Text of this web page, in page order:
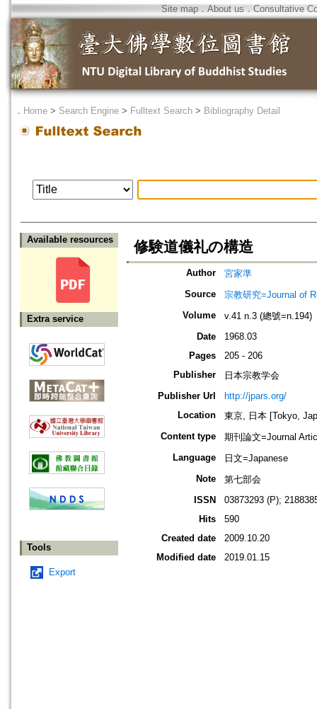
Site map．About us ． Consultative
． Home > Search Engine > Fulltext Search > Bibliography Detail
Available resources
Extra service
Tools
Export
修験道儀礼の構造
Author
宮家準
Source
宗教研究=Journal of
Volume
v.41 n.3 (總號=n.194)
Date
1968.03
Pages
205 - 206
Publisher
日本宗教学会
Publisher Url
http://jpars.org/
Location
東京, 日本 [Tokyo,
Content type
期刊論文=Journal
Language
日文=Japanese
Note
第七部会
ISSN
03873293 (P);
Hits
590
Created date
2009.10.20
Modified date
2019.01.15